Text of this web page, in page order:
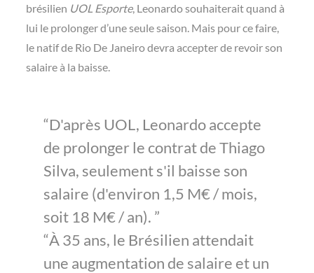
brésilien UOL Esporte, Leonardo souhaiterait quand à
lui le prolonger d’une seule saison. Mais pour ce faire,
le natif de Rio De Janeiro devra accepter de revoir son
salaire à la baisse.
D'après UOL, Leonardo accepte
de prolonger le contrat de Thiago
Silva, seulement s'il baisse son
salaire (d'environ 1,5 M€ / mois,
soit 18 M€ / an).
À 35 ans, le Brésilien attendait
une augmentation de salaire et un